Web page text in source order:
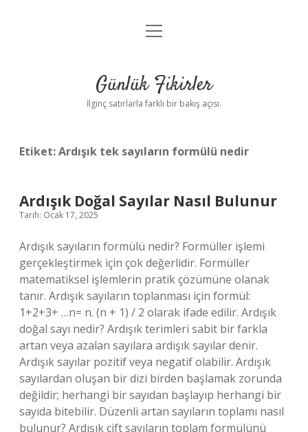
Anasayfa
Yasal Uyarı
menüyü
Günlük Fikirler
İlginç satırlarla farklı bir bakış açısı.
Etiket:Ardışık tek sayıların formülü nedir
Ardışık Doğal Sayılar Nasıl Bulunur
Tarih: Ocak 17, 2025
Ardışık sayıların formülü nedir? Formüller işlemi
gerçekleştirmek için çok değerlidir. Formüller
matematiksel işlemlerin pratik çözümüne olanak
tanır. Ardışık sayıların toplanması için formül:
1+2+3+ …n= n. (n + 1) / 2 olarak ifade edilir. Ardışık
doğal sayı nedir? Ardışık terimleri sabit bir farkla
artan veya azalan sayılara ardışık sayılar denir.
Ardışık sayılar pozitif veya negatif olabilir. Ardışık
sayılardan oluşan bir dizi birden başlamak zorunda
değildir; herhangi bir sayıdan başlayıp herhangi bir
sayıda bitebilir. Düzenli artan sayıların toplamı nasıl
bulunur? Ardışık çift sayıların toplam formülünü